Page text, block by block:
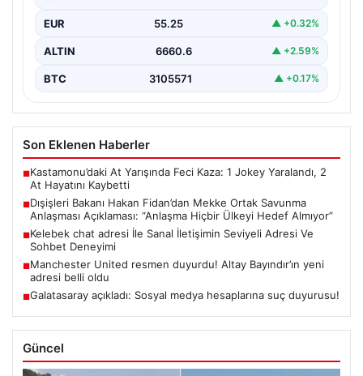
bulundu. Bakan Fidan,…
EUR 55.25 ▲ +0.32%
ALTIN 6660.6 ▲ +2.59%
BTC 3105571 ▲ +0.17%
Son Eklenen Haberler
■Kastamonu’daki At Yarışında Feci Kaza: 1 Jokey Yaralandı, 2
At Hayatını Kaybetti
■Dışişleri Bakanı Hakan Fidan’dan Mekke Ortak Savunma
Anlaşması Açıklaması: “Anlaşma Hiçbir Ülkeyi Hedef Almıyor”
■Kelebek chat adresi İle Sanal İletişimin Seviyeli Adresi Ve
Sohbet Deneyimi
■Manchester United resmen duyurdu! Altay Bayındır’ın yeni
adresi belli oldu
■Galatasaray açıkladı: Sosyal medya hesaplarına suç duyurusu!
Güncel